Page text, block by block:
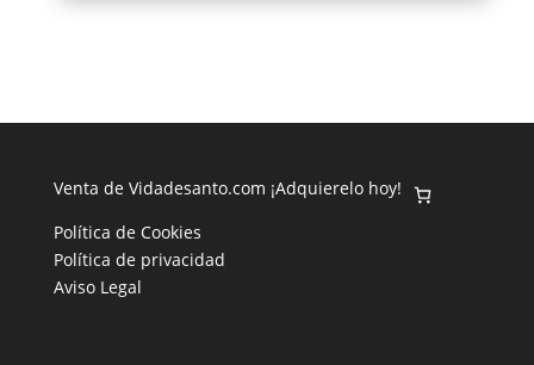
Venta de Vidadesanto.com ¡Adquierelo hoy!
Política de Cookies
Política de privacidad
Aviso Legal